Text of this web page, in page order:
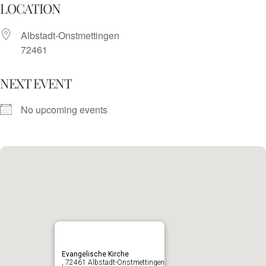
Skip
content
LOCATION
Albstadt-Onstmettingen
72461
NEXT EVENT
No upcoming events
Evangelische Kirche
, 72461 Albstadt-Onstmettingen